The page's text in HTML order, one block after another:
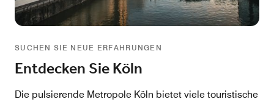
SUCHEN SIE NEUE ERFAHRUNGEN
Entdecken Sie Köln
Die pulsierende Metropole Köln bietet viele touristische